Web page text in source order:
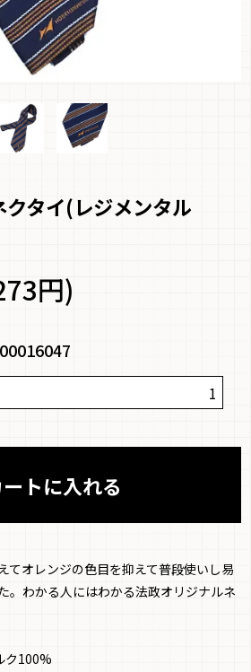
クタイ(レジメンタル
円)
てオレンジの色目を抑えて普段使いし易
。わかる人にはわかる法政オリジナルネ
ク100%